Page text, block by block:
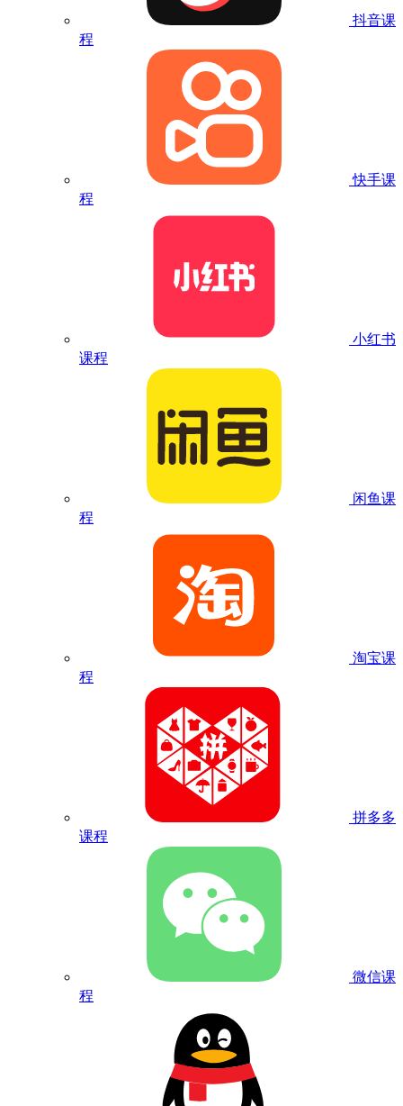
抖音课
程
快手课
程
小红书
课程
闲鱼课
程
淘宝课
程
拼多多
课程
微信课
程